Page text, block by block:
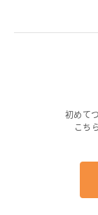
初めて
こち